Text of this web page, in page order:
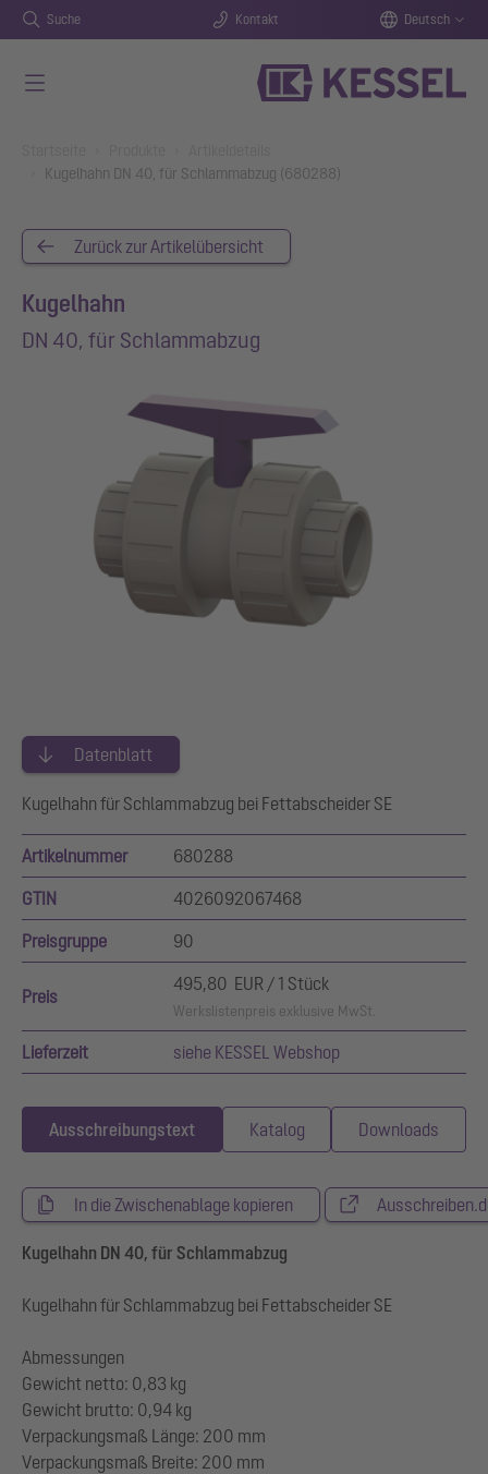
Suche Kontakt Deutsch
Kugelhahn DN 40, für Schlammabzug (680288)
Zurück zur Artikelübersicht
Kugelhahn
DN 40, für Schlammabzug
Datenblatt
Kugelhahn für Schlammabzug bei Fettabscheider SE
Artikelnummer 680288
GTIN 4026092067468
Preisgruppe 90
Preis
495,80 EUR / 1 Stück
Werkslistenpreis exklusive MwSt.
Lieferzeit siehe KESSEL Webshop
Ausschreibungstext Katalog Downloads
In die Zwischenablage kopieren
Kugelhahn DN 40, für Schlammabzug
Kugelhahn für Schlammabzug bei Fettabscheider SE
Abmessungen
Gewicht netto: 0,83 kg
Gewicht brutto: 0,94 kg
Verpackungsmaß Länge: 200 mm
Verpackungsmaß Breite: 200 mm